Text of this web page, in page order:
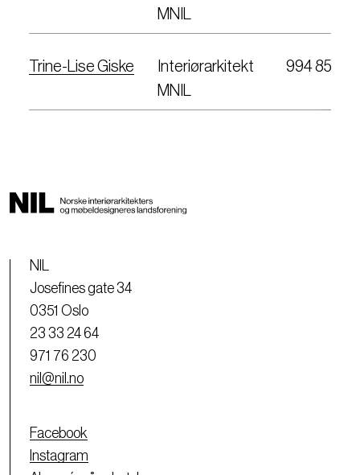
MNIL
Trine-Lise Giske
Interiørarkitekt
MNIL
994 85 412
NIL
Josefines gate 34
0351 Oslo
23 33 24 64
971 76 230
nil@nil.no
Facebook
Instagram